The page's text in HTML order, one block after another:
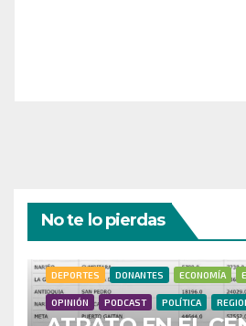
No te lo pierdas
DEPORTES DONANTES ECONOMÍA
OPINIÓN PODCAST POLÍTICA